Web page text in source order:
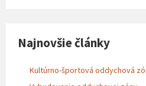
Najnovšie články
Kultúrno-športová oddychová